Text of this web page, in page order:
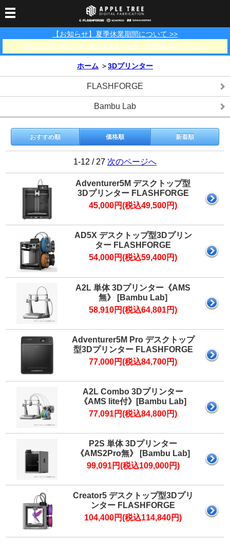
【お知らせ】夏季休業期間について >>
【佐川急便】地震に伴う配送遅延及び集荷・配達停止のお知らせ >>
3Dプリンター
3Dプリンター一覧 FLASHFORGE Bambu Lab
3Dスキャナー
FLASHFORGE
その他
光造形用レジン
LCD用レジン
消耗品
工具類
その他
湿ボックス
燥剤
PP用タックシート
在庫処分セール
サポート
お問い合わせ ダウンロード FAQ
ショールーム
オフィシャルサイト
マイページ
カートを見る
ログイン
ホーム ＞3Dプリンター
FLASHFORGE
Bambu Lab
おすすめ順 価格順 新着順
1-12 / 27 次のページへ
Adventurer5M デスクトップ型
3Dプリンター FLASHFORGE
45,000円(税込49,500円)
AD5X デスクトップ型3Dプリン
ター FLASHFORGE
54,000円(税込59,400円)
A2L 単体 3Dプリンター《AMS
無》 [Bambu Lab]
58,910円(税込64,801円)
Adventurer5M Pro デスクトップ
型3Dプリンター FLASHFORGE
77,000円(税込84,700円)
A2L Combo 3Dプリンター
《AMS lite付》[Bambu Lab]
77,091円(税込84,800円)
P2S 単体 3Dプリンター
《AMS2Pro無》 [Bambu Lab]
99,091円(税込109,000円)
Creator5 デスクトップ型3Dプリ
ンター FLASHFORGE
104,400円(税込114,840円)